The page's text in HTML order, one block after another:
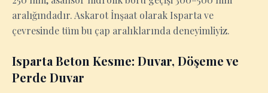
aralığındadır. Askarot İnşaat olarak Isparta ve
çevresinde tüm bu çap aralıklarında deneyimliyiz.
Isparta Beton Kesme: Duvar, Döşeme ve
Perde Duvar